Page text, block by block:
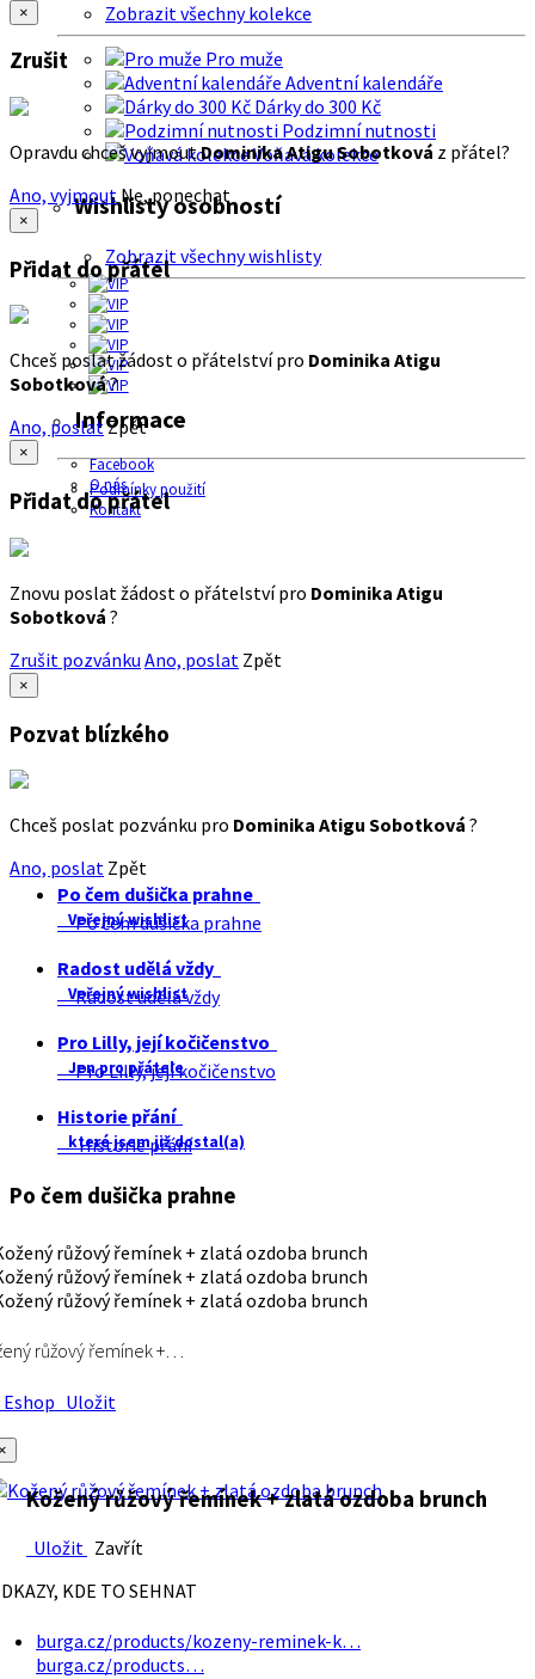
Zobrazit všechny kolekce
Pro muže
Adventní kalendáře
Dárky do 300 Kč
Podzimní nutnosti
Voňavá kolekce
Wishlisty osobností
Zobrazit všechny wishlisty
Informace
Facebook
O nás
Podmínky použití
Kontakt
×
Zrušit
Opravdu chceš vyjmoutDominika Atigu Sobotková z přátel?
Ano, vyjmout Ne, ponechat
×
Přidat do přátel
Chceš poslat žádost o přátelství pro Dominika Atigu
Sobotková?
Ano, poslatZpět
×
Přidat do přátel
Znovu poslat žádost o přátelství pro Dominika Atigu
Sobotková ?
Zrušit pozvánku Ano, poslat Zpět
×
Pozvat blízkého
Chceš poslat pozvánku pro Dominika Atigu Sobotková ?
Ano, poslat Zpět
Po čem dušička prahne
Veřejný wishlist
Po čem dušička prahne
Radost udělá vždy
Veřejný wishlist
Radost udělá vždy
Pro Lilly, její kočičenstvo
Jen pro přátele
Pro Lilly, její kočičenstvo
Historie přání
které jsem již dostal(a)
Historie přání
Po čem dušička prahne
růžový řemínek +…
Uložit
Kožený růžový řemínek + zlatá ozdoba brunch
Uložit Zavřít
KDE TO SEHNAT
burga.cz/products/kozeny-reminek-k…
burga.cz/products…